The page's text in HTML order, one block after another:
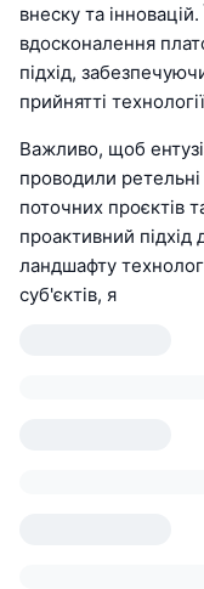
внеску та
вдосконалення
підхід,
прийнятті
Важливо, щоб
проводили
поточних проєктів
проактивний
ландшафту
суб'єктів, я